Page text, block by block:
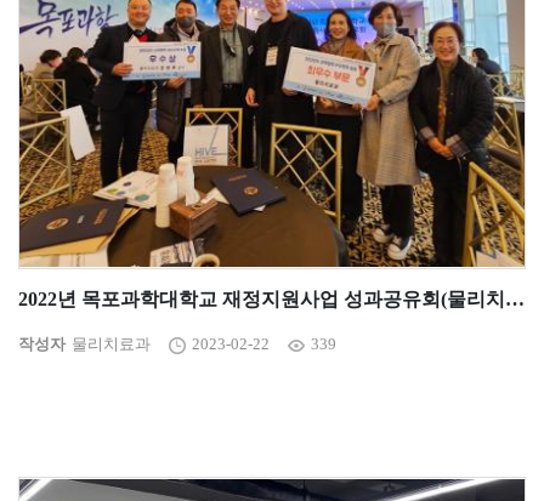
2022년 목포과학대학교 재정지원사업 성과공유회(물리치료과 최우수상, 강양훈 교수님 우수)
작성자 물리치료과 2023-02-22 339